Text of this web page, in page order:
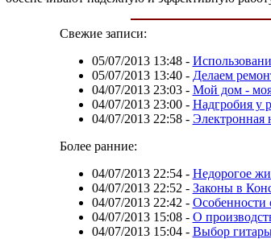
Свежие записи:
05/07/2013 13:48-
05/07/2013 13:40- Делаем
04/07/2013 23:03- Мой дом -
04/07/2013 23:00- Надгробия у
04/07/2013 22:58- Электронная
Более ранние:
04/07/2013 22:54- Недорогое
04/07/2013 22:52 - Законы в
04/07/2013 22:42 - Особенности
04/07/2013 15:08- О
04/07/2013 15:04- Выбор